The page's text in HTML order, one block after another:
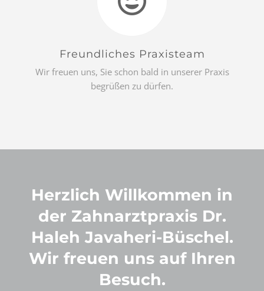
Freundliches Praxisteam
Wir freuen uns, Sie schon bald in unserer Praxis
begrüßen zu dürfen.
Herzlich Willkommen in
der Zahnarztpraxis Dr.
Haleh Javaheri-Büschel.
Wir freuen uns auf Ihren
Besuch.